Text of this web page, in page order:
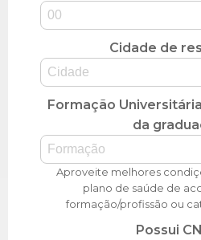
Cidade de
Formação
da
Aproveite melhores
plano de saúde de
formação/profissão ou
Possui